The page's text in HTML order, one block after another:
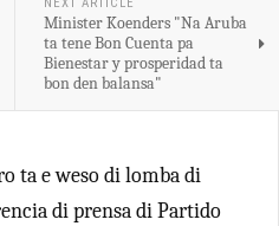
NEXT ARTICLE
Minister Koenders "Na Aruba
ta tene Bon Cuenta pa
Bienestar y prosperidad ta
bon den balansa"
ta e weso di lomba di
di prensa di Partido